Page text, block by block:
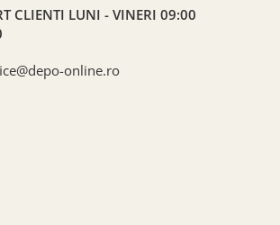
CLIENTI LUNI - VINERI 09:00
online.ro